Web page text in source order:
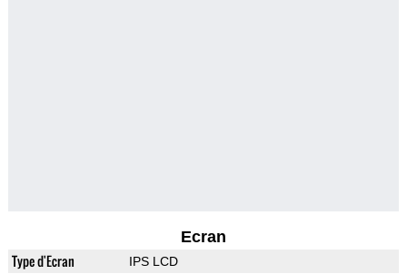
Ecran
Type d'Ecran IPS LCD